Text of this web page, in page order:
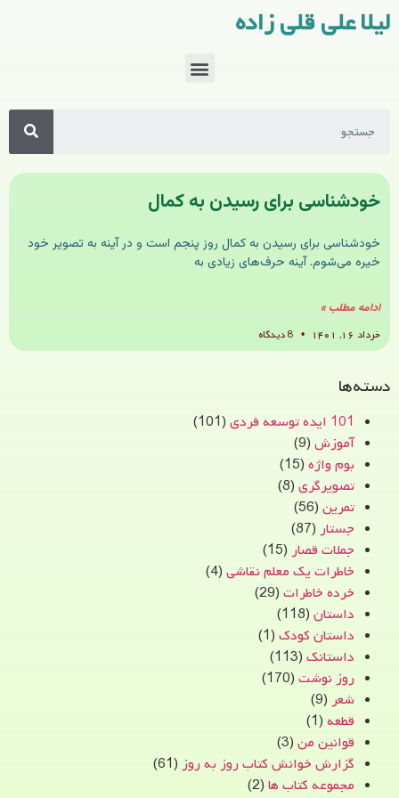
لیلا علی قلی زاده
خودشناسی برای رسیدن به کمال
خودشناسی برای رسیدن به کمال روز پنجم است و در آینه به تصویر خود
خیره می‌شوم. آینه حرف‌های زیادی به
ادامه مطلب »
خرداد ۱۶, ۱۴۰۱
دسته‌ها
101 ایده توسعه فردی
(101)
آموزش (9)
بوم واژه (15)
تصویرگری (8)
تمرین (56)
جستار (87)
جملات قصار (15)
خاطرات یک معلم نقاشی (4)
خرده خاطرات (29)
داستان (118)
داستان کودک (1)
داستانک (113)
روز نوشت (170)
شعر (9)
قطعه (1)
قوانین من (3)
گزارش خوانش کتاب روز به روز (61)
مجموعه کتاب ها (2)